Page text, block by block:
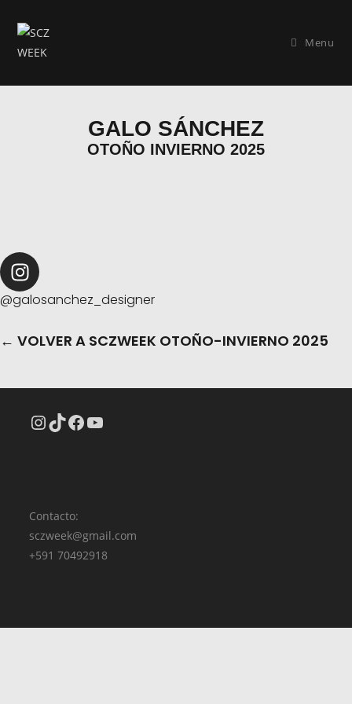
Menu
GALO SÁNCHEZ
OTOÑO INVIERNO 2025
@galosanchez_designer
← VOLVER A SCZWEEK OTOÑO-INVIERNO 2025
Contacto:
sczweek@gmail.com
+591 70492918